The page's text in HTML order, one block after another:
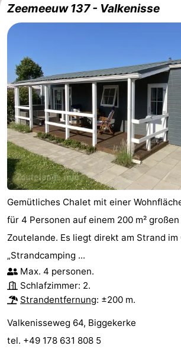
Zeemeeuw 137 - Valkenisse
Gemütliches Chalet mit einer
für 4 Personen auf einem 200 m²
Zoutelande. Es liegt direkt am Strand
„Strandcamping ...
Max. 4 personen.
Schlafzimmer: 2.
Strandentfernung: ±200 m.
Valkenisseweg 64, Biggekerke
tel. +49 178 631 808 5